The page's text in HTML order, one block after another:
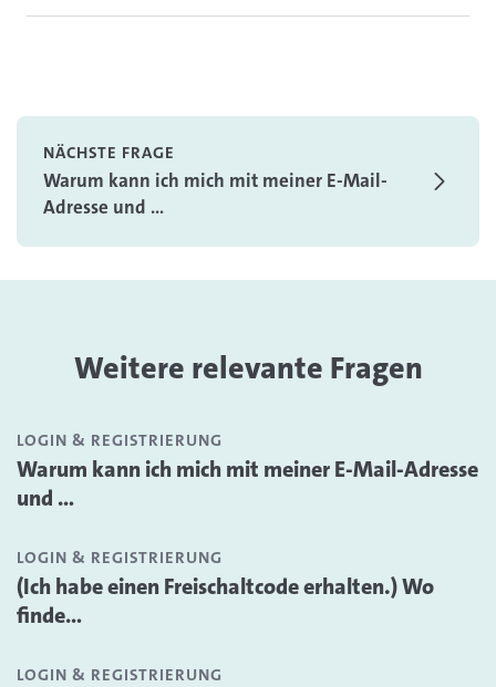
NÄCHSTE FRAGE
Warum kann ich mich mit meiner E-Mail-
Adresse und ...
Weitere relevante Fragen
LOGIN & REGISTRIERUNG
Warum kann ich mich mit meiner E-Mail-Adresse
und ...
LOGIN & REGISTRIERUNG
(Ich habe einen Freischaltcode erhalten.) Wo
finde...
LOGIN & REGISTRIERUNG